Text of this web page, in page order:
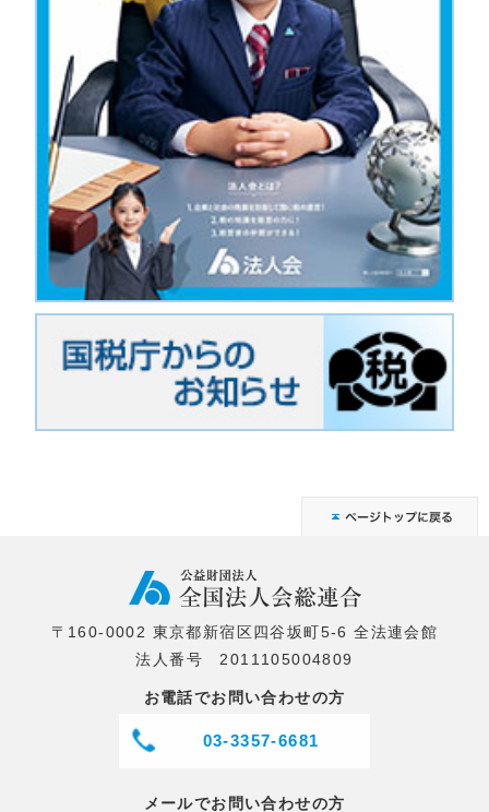
〒160-0002 東京都新宿区四谷坂町5-6 全法連会館
法人番号 2011105004809
お電話でお問い合わせの方
03-3357-6681
メールでお問い合わせの方